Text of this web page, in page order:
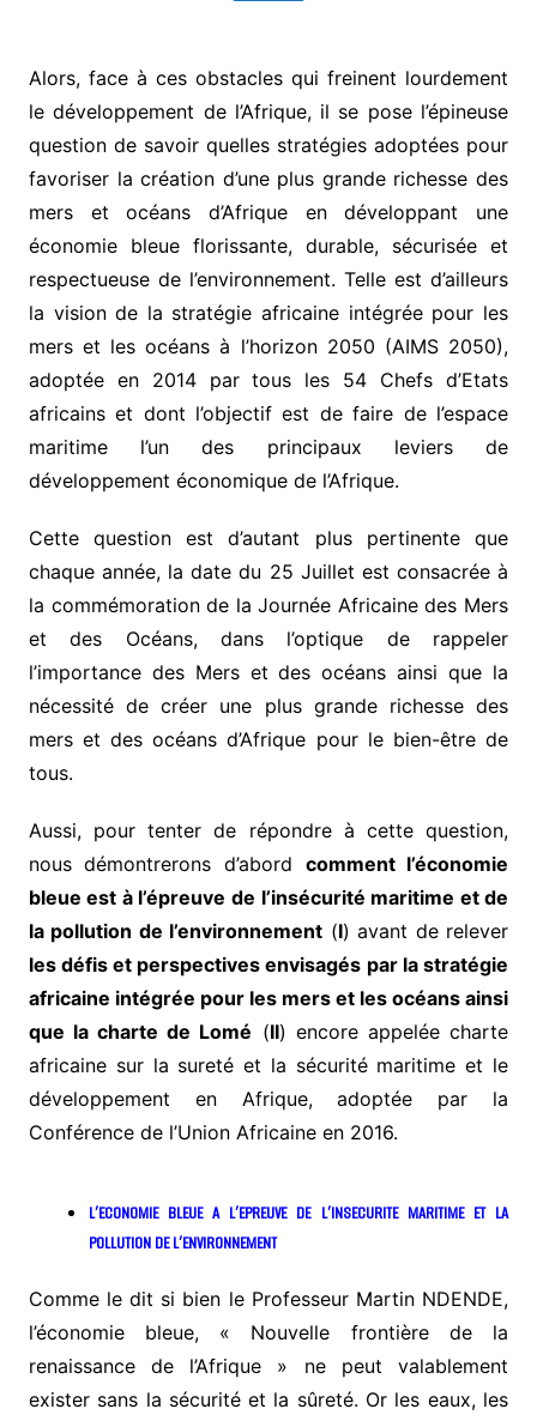
Alors, face à ces obstacles qui freinent lourdement
le développement de l’Afrique, il se pose l’épineuse
question de savoir quelles stratégies adoptées pour
favoriser la création d’une plus grande richesse des
mers et océans d’Afrique en développant une
économie bleue florissante, durable, sécurisée et
respectueuse de l’environnement. Telle est d’ailleurs
la vision de la stratégie africaine intégrée pour les
mers et les océans à l’horizon 2050 (AIMS 2050),
adoptée en 2014 par tous les 54 Chefs d’Etats
africains et dont l’objectif est de faire de l’espace
maritime l’un des principaux leviers de
développement économique de l’Afrique.
Cette question est d’autant plus pertinente que
chaque année, la date du 25 Juillet est consacrée à
la commémoration de la Journée Africaine des Mers
et des Océans, dans l’optique de rappeler
l’importance des Mers et des océans ainsi que la
nécessité de créer une plus grande richesse des
mers et des océans d’Afrique pour le bien-être de
tous.
Aussi, pour tenter de répondre à cette question,
nous démontrerons d’abord comment l’économie
bleue est à l’épreuve de l’insécurité maritime et de
la pollution de l’environnement (I) avant de relever
les défis et perspectives envisagés par la stratégie
africaine intégrée pour les mers et les océans ainsi
que la charte de Lomé (II) encore appelée charte
africaine sur la sureté et la sécurité maritime et le
développement en Afrique, adoptée par la
Conférence de l’Union Africaine en 2016.
L’ECONOMIE BLEUE A L’EPREUVE DE L’INSECURITE MARITIME ET LA
POLLUTION DE L’ENVIRONNEMENT
Comme le dit si bien le Professeur Martin NDENDE,
l’économie bleue, « Nouvelle frontière de la
renaissance de l’Afrique » ne peut valablement
exister sans la sécurité et la sûreté. Or les eaux, les